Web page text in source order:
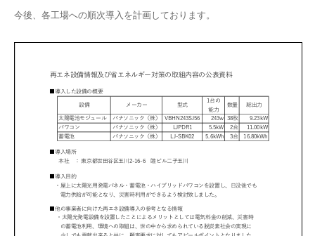
今後、各工場への順次導入を計画しております。